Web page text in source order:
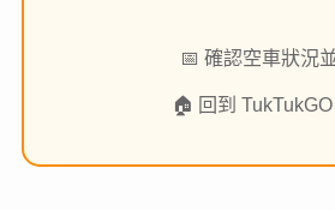
📅 確認空車狀況
🏠 回到